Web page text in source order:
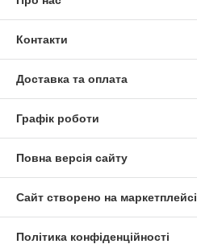
Контакти
Доставка та оплата
Графік роботи
Повна версія сайту
Сайт створено на маркетплейсі
Політика конфіденційності